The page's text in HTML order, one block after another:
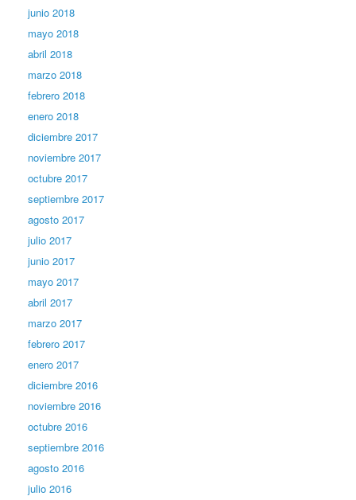
junio 2018
mayo 2018
abril 2018
marzo 2018
febrero 2018
enero 2018
diciembre 2017
noviembre 2017
octubre 2017
septiembre 2017
agosto 2017
julio 2017
junio 2017
mayo 2017
abril 2017
marzo 2017
febrero 2017
enero 2017
diciembre 2016
noviembre 2016
octubre 2016
septiembre 2016
agosto 2016
julio 2016